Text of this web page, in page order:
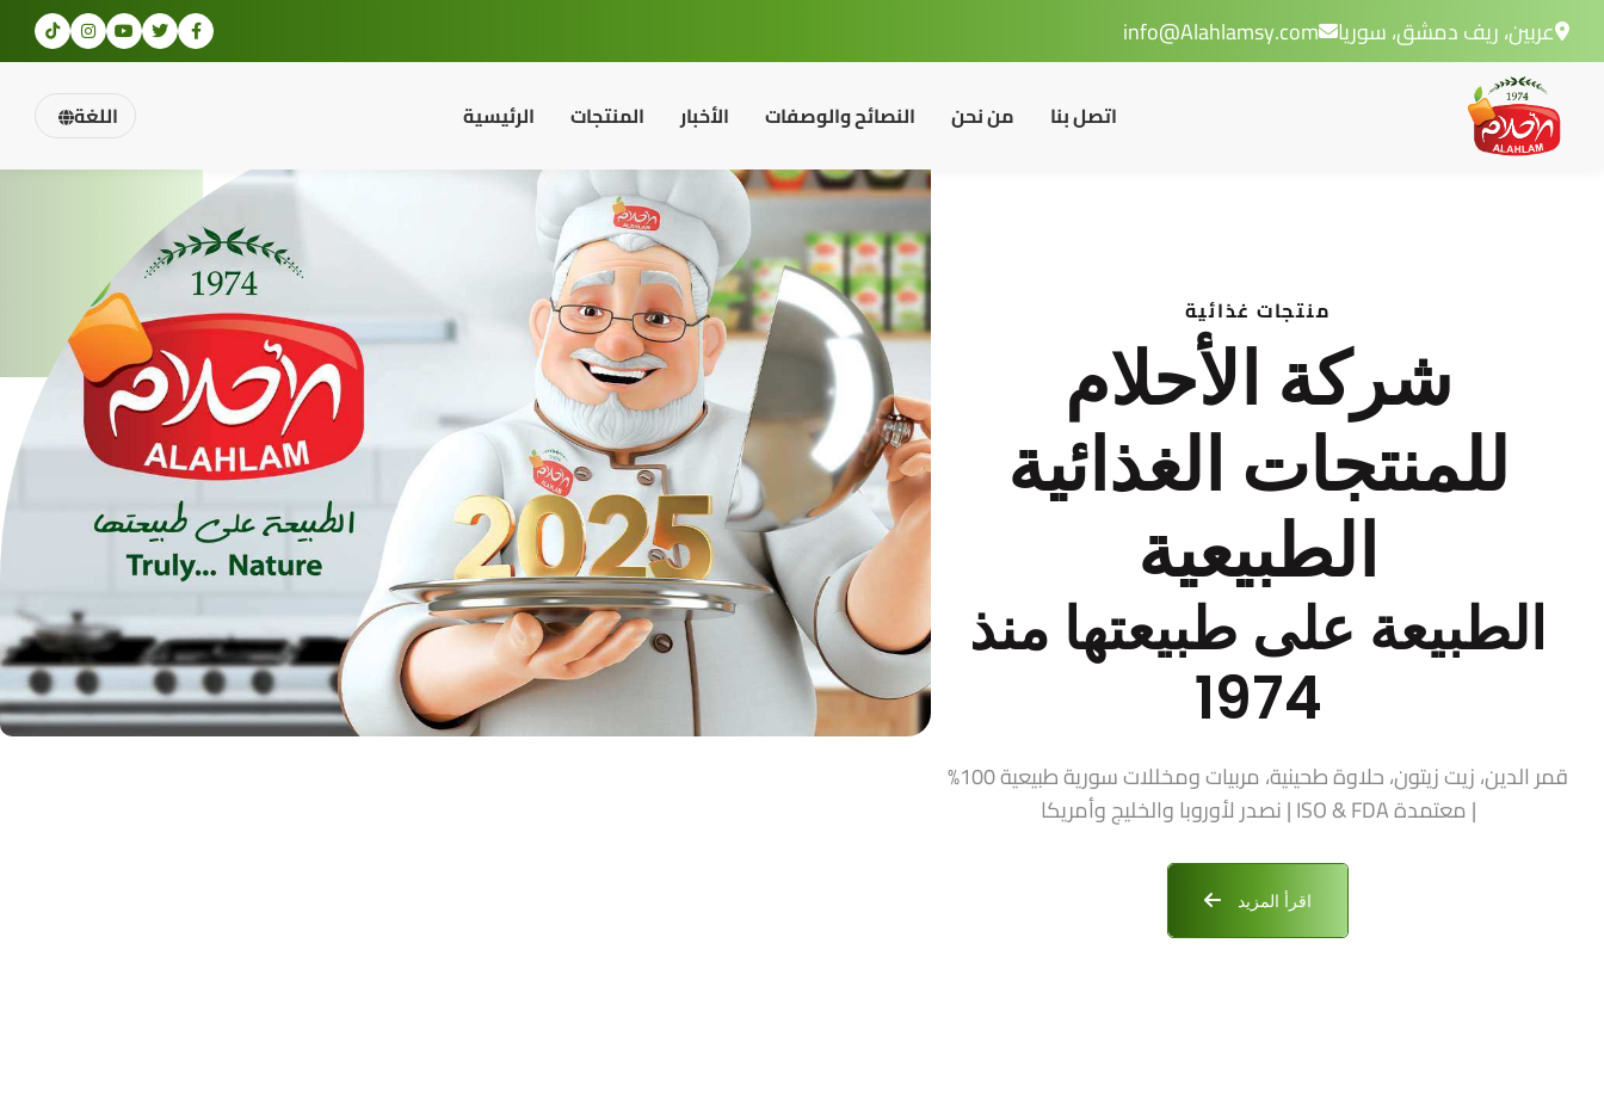
عربين، ريف دمشق، سوريا info@Alahlamsy.com
الرئيسية المنتجات الأخبار النصائح والوصفات من نحن اتصل بنا اللغة
منتجات غذائية
شركة الأحلام
للمنتجات الغذائية
الطبيعية
الطبيعة على طبيعتها منذ
1974
قمر الدين، زيت زيتون، حلاوة طحينية، مربيات ومخللات سورية طبيعية 100%
| معتمدة ISO & FDA | نصدر لأوروبا والخليج وأمريكا
اقرأ المزيد